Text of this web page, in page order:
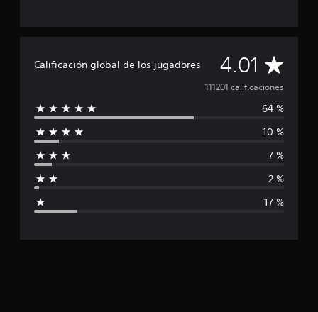
Calificación global de los jugadores 4.01 C
a
l
a
111201 calificaciones
64 %
10 %
7 %
2 %
17 %